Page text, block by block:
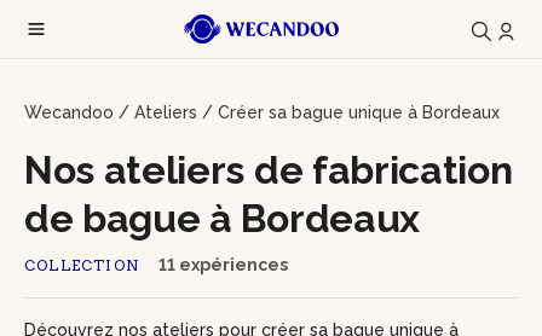
Wecandoo / Ateliers / Créer sa bague unique à Bordeaux
COLLECTION 11 expériences
Nos ateliers de fabrication
de bague à Bordeaux
Découvrez nos ateliers pour créer sa bague unique à